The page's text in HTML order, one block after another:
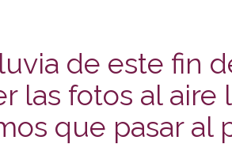
de este fin
las fotos al
que pasar al